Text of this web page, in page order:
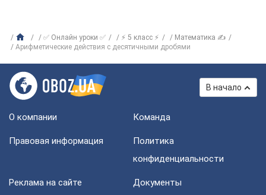
✅ Онлайн уроки ✅ ⚡ 5 класс ⚡
Математика ✍
Арифметические действия с десятичными дробями
В начало
О компании Команда
Правовая информация
Политика
конфиденциальности
Реклама на сайте Документы